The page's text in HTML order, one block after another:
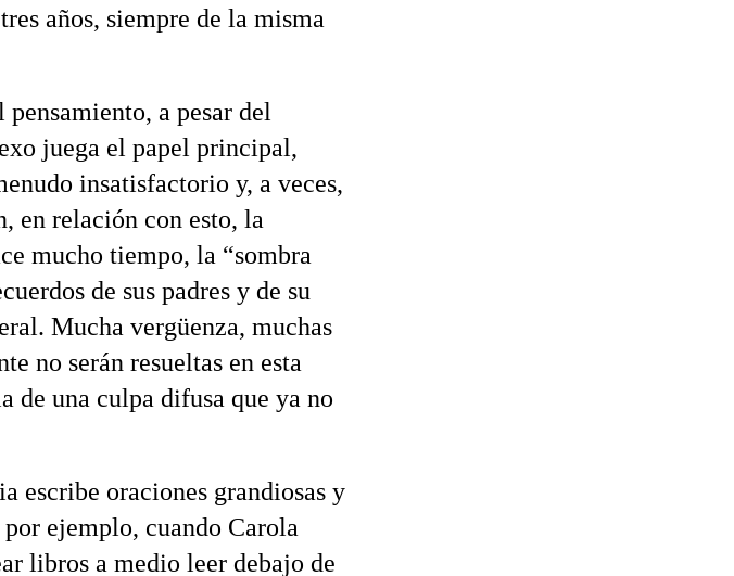
años, siempre de la misma
a pesar del
juega el papel principal,
insatisfactorio y, a veces,
en relación con esto, la
mucho tiempo, la “sombra
de sus padres y de su
Mucha vergüenza, muchas
no serán resueltas en esta
de una culpa difusa que ya no
escribe oraciones grandiosas y
ejemplo, cuando Carola
libros a medio leer debajo de